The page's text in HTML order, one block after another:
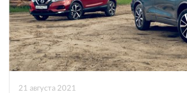
21 августа 2021